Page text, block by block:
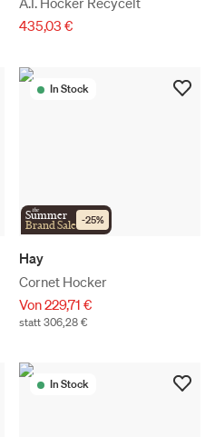
435,03 €
In Stock
the
Summer
Brand Sale -25%
Hay
Cornet Hocker
Von 229,71 €
statt 306,28 €
In Stock